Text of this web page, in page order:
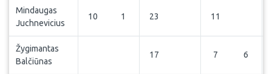
Mindaugas
Juchnevicius
10 1 23 11
Žygimantas
Balčiūnas
17 7 6